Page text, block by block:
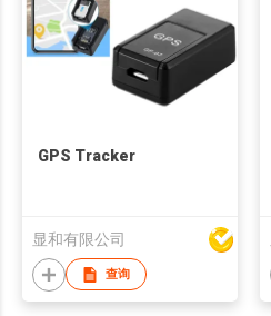
GPS Tracker
显和有限公司
查询